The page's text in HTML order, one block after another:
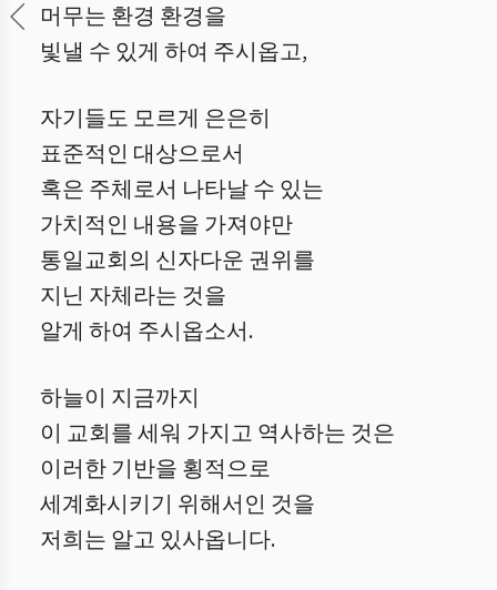
머무는 환경 환경을
빛낼 수 있게 하여 주시옵고,
자기들도 모르게 은은히
표준적인 대상으로서
혹은 주체로서 나타날 수 있는
가치적인 내용을 가져야만
통일교회의 신자다운 권위를
지닌 자체라는 것을
알게 하여 주시옵소서.
하늘이 지금까지
이 교회를 세워 가지고 역사하는 것은
이러한 기반을 횡적으로
세계화시키기 위해서인 것을
저희는 알고 있사옵니다.